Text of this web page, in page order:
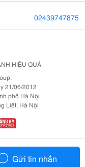
Gửi tin nhắn
02439747875
HIỆU QUẢ
21/06/2012
phố Hà Nội
Liệt, Hà Nội